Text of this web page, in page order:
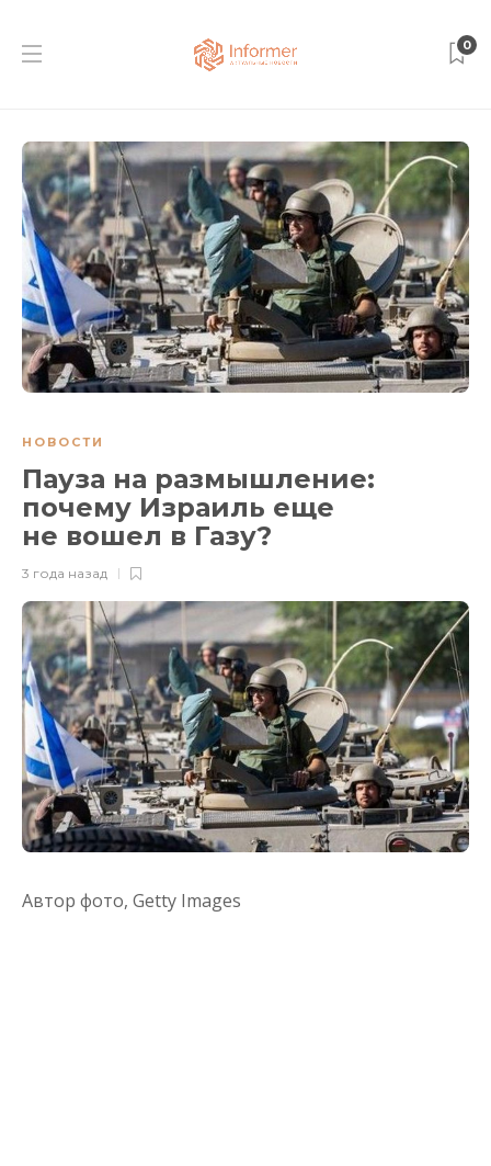
0
НОВОСТИ
Пауза на размышление:
почему Израиль еще
не вошел в Газу?
3 года назад
Автор фото, Getty Images